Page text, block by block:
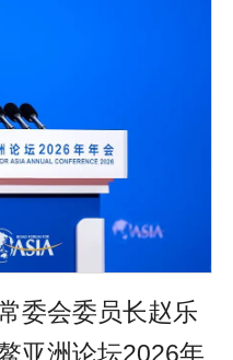
委会委员长赵乐
亚洲论坛2026年